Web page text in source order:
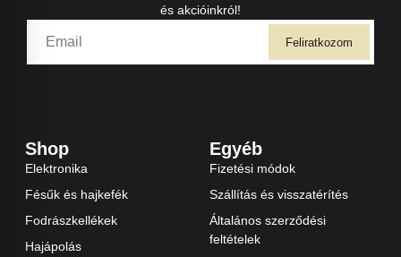
és akcióinkról!
Feliratkozom
Shop
Elektronika
Fésűk és hajkefék
Fodrászkellékek
Hajápolás
Egyéb
Fizetési módok
Szállítás és visszatérítés
Általános szerződési
feltételek